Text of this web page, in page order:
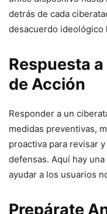
detrás de‌ cada
desacuerdo ideológico
Respuesta
de Acción
Responder a‌ un
medidas preventivas,
proactiva para revisar
defensas.‍ Aquí hay
ayudar a los usuarios
Prepárate